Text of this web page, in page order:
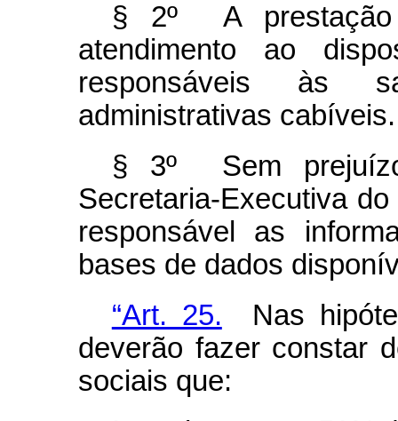
§ 2º A prestação
atendimento ao
responsáveis às
administrativas cabíveis.
§ 3º Sem
Secretaria-Executiva
responsável as
bases de dados
“Art. 25. Nas
deverão fazer constar
sociais que: